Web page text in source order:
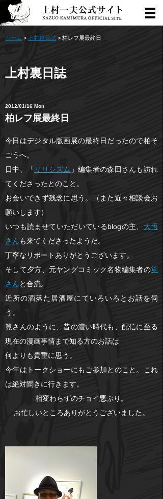
ホーム > 上村裏日誌 > 柏レフ展最終日
上村裏日誌
2012/01/16 Mon
柏レフ展最終日
今日はデジタル版画展の最終日だったので柏そ
ごうへ。
日中、「 リリシズム 」編集者の森田さんも訪れ
てくださったとのこと。
お会いできず残念に思う。（また近々相談会お
願いします）
いつも読ませていただいているblogの主、 大悟
さんも来てくださったようだ。
丁寧なリポートありがとうございます。
そして夕方、元ヤングコミック名物編集者の筧
さんと合流。
近所の洒落た居酒屋にていろいろとお話を伺
う。
筧さんのように、昔の濃い時代も、配信に至る
現在の漫画事情まで知る方のお話は
何よりも貴重に思う。
今年はトークショーにもご参加とのこと。これ
は絶対聞きに行きます。
相変わらずのチョイ悪ぶり。
お忙しいところありがとうございました。